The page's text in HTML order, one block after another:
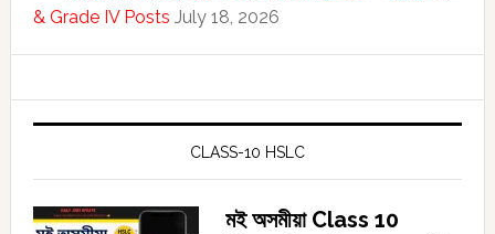
& Grade IV Posts July 18, 2026
CLASS-10 HSLC
মই অসমীয়া Class 10